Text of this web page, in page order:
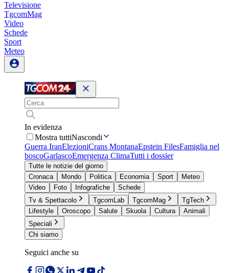
Televisione
TgcomMag
Video
Schede
Sport
Meteo
In evidenza
Mostra tuttiNascondi
Guerra IranElezioniCrans MontanaEpstein FilesFamiglia nel
boscoGarlascoEmergenza ClimaTutti i dossier
Tutte le notizie del giorno
Cronaca
Mondo Politica Economia Sport
Meteo
Video
Foto Infografiche
Schede
Tv & Spettacolo
TgcomLab TgcomMag
TgTech
Lifestyle
Oroscopo Salute Skuola Cultura
Animali
Speciali
Chi siamo
Seguici anche su